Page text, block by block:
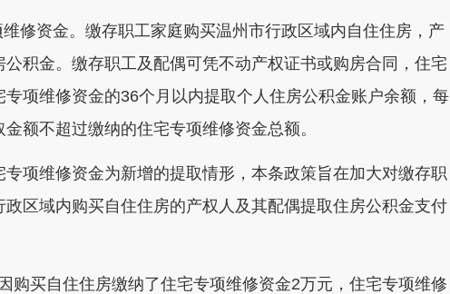
修资金。缴存职工家庭购买温州市行政区域内自住住房，产
积金。缴存职工及配偶可凭不动产权证书或购房合同，住宅
项维修资金的36个月以内提取个人住房公积金账户余额，每
额不超过缴纳的住宅专项维修资金总额。
项维修资金为新增的提取情形，本条政策旨在加大对缴存职
区域内购买自住住房的产权人及其配偶提取住房公积金支付
购买自住住房缴纳了住宅专项维修资金2万元，住宅专项维修